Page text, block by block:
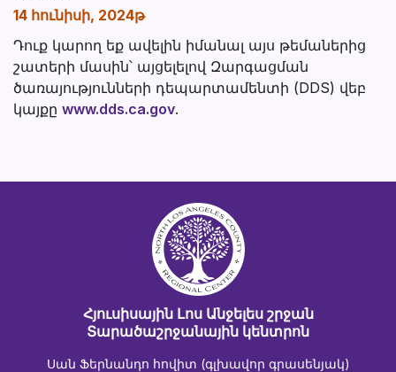
14 հունիսի, 2024թ
Դուք կարող եք ավելին իմանալ այս թեմաներից
շատերի մասին՝ այցելելով Զարգացման
ծառայությունների դեպարտամենտի (DDS) վեբ
կայքը www.dds.ca.gov.
Հյուսիսային Լոս Անջելես շրջան
Տարածաշրջանային կենտրոն
Սան Ֆերնանդո հովիտ (գլխավոր գրասենյակ)